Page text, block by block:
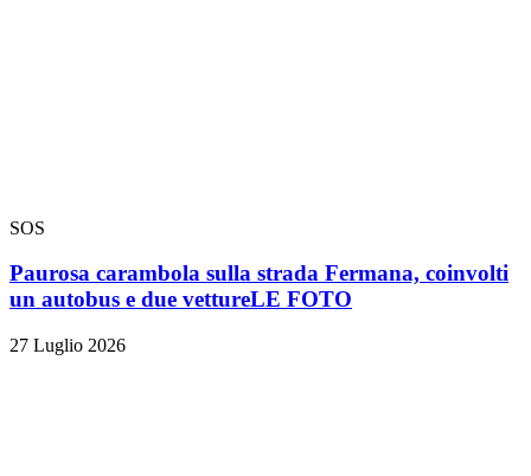
SOS
Paurosa carambola sulla strada Fermana, coinvolti
un autobus e due vettureLE FOTO
27 Luglio 2026